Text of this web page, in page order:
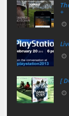
+
[